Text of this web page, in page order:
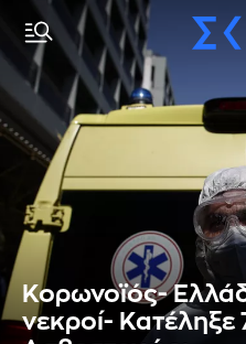
Κορωνοϊός-
νεκροί-